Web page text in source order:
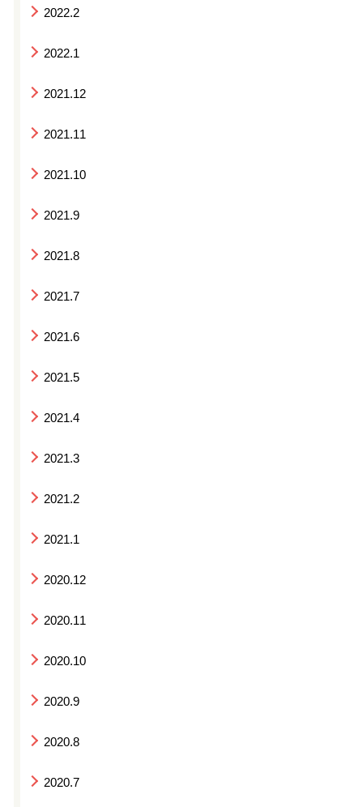
2022.2
2022.1
2021.12
2021.11
2021.10
2021.9
2021.8
2021.7
2021.6
2021.5
2021.4
2021.3
2021.2
2021.1
2020.12
2020.11
2020.10
2020.9
2020.8
2020.7